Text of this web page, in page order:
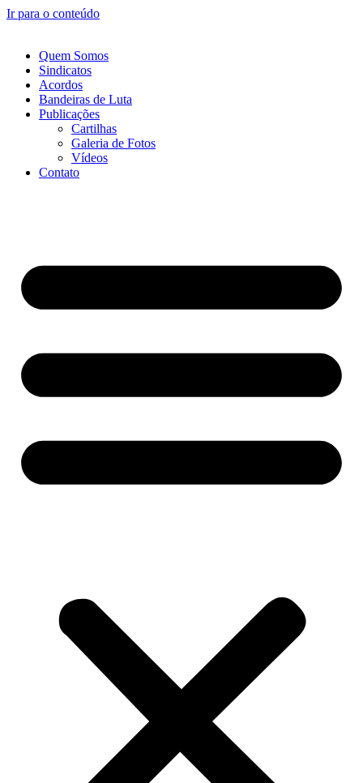
Ir para o conteúdo
Quem Somos
Sindicatos
Acordos
Bandeiras de Luta
Publicações
Cartilhas
Galeria de Fotos
Vídeos
Contato